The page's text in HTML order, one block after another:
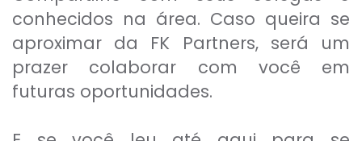
conhecidos na área. Caso queira se
aproximar da FK Partners, será um
prazer colaborar com você em
futuras oportunidades.